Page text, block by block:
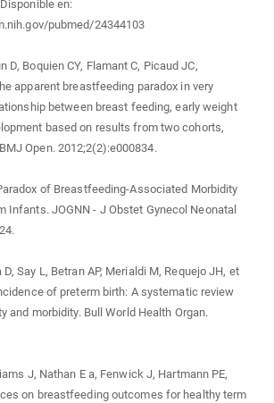
en:
pubmed/24344103
D, Boquien CY, Flamant C, Picaud JC,
apparent breastfeeding paradox in very
between breast feeding, early weight
based on results from two cohorts,
Open. 2012;2(2):e000834.
of Breastfeeding-Associated Morbidity
Infants. JOGNN - J Obstet Gynecol Neonatal
Say L, Betran AP, Merialdi M, Requejo JH, et
of preterm birth: A systematic review
and morbidity. Bull World Health Organ.
J, Nathan E a, Fenwick J, Hartmann PE,
on breastfeeding outcomes for healthy term